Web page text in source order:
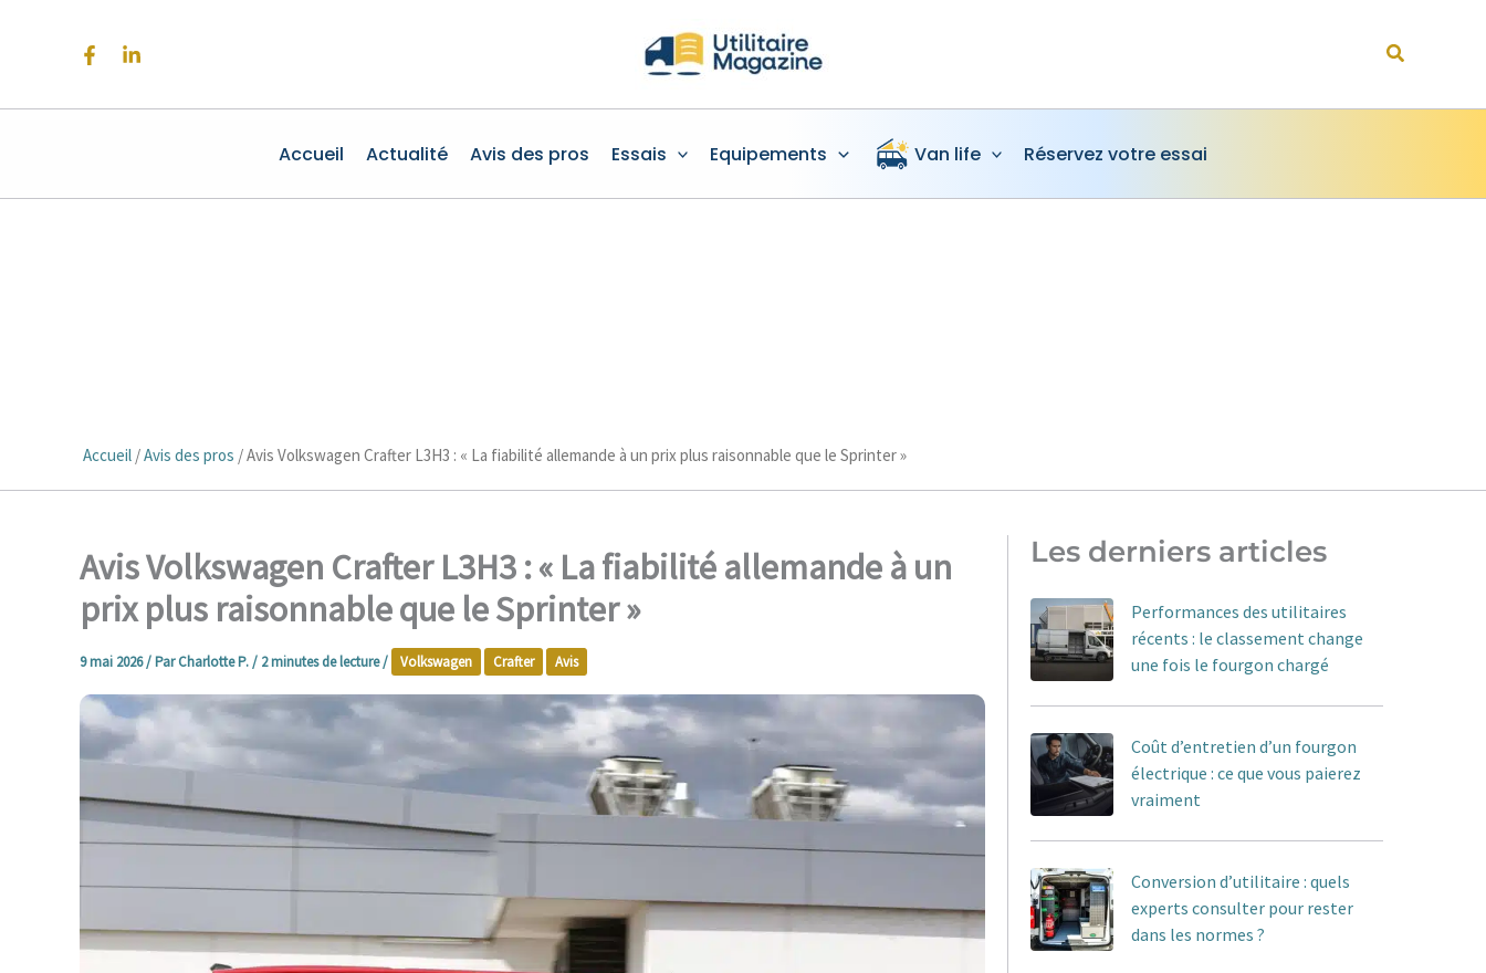
Rechercher
Accueil Actualité Avis des pros Essais Equipements Van life Réservez votre essai
Accueil/Avis des pros /Avis Volkswagen Crafter L3H3 : « La fiabilité allemande à un prix plus raisonnable que le Sprinter »
Avis Volkswagen Crafter L3H3 : « La fiabilité allemande à un
prix plus raisonnable que le Sprinter »
9 mai 2026/ ParCharlotte P./ 2 minutes de lecture/ Volkswagen Crafter Avis
Les derniers articles
Performances des utilitaires
récents : le classement change
une fois le fourgon chargé
Coût d’entretien d’un fourgon
électrique : ce que vous paierez
vraiment
Conversion d’utilitaire : quels
experts consulter pour rester
dans les normes ?